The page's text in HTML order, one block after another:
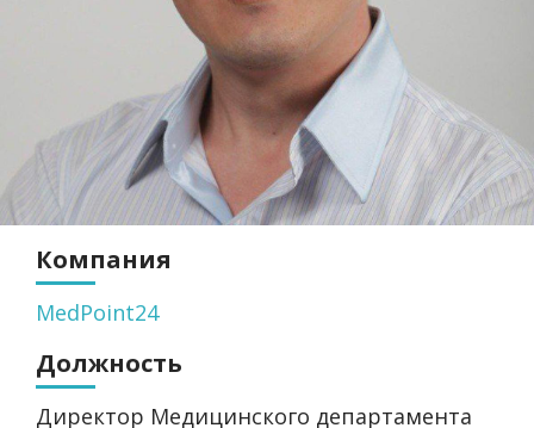
Компания
MedPoint24
Должность
Директор Медицинского департамента